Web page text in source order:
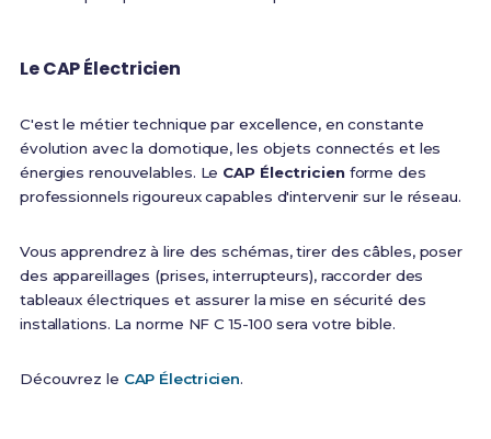
Le CAP Électricien
C'est le métier technique par excellence, en constante
évolution avec la domotique, les objets connectés et les
énergies renouvelables. Le CAP Électricienforme des
professionnels rigoureux capables d'intervenir sur le réseau.
Vous apprendrez à lire des schémas, tirer des câbles, poser
des appareillages (prises, interrupteurs), raccorder des
tableaux électriques et assurer la mise en sécurité des
installations. La norme NF C 15-100 sera votre bible.
Découvrez le CAP Électricien.